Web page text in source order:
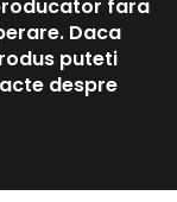
fara
Daca
puteti
despre